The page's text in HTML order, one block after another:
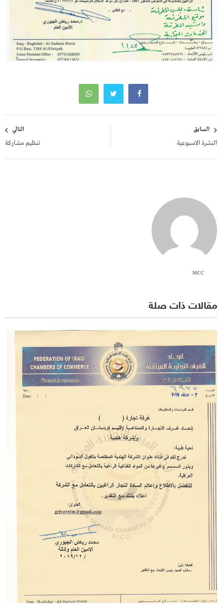
المقالات
السابق
النشرة الاسبوعية
التالي
تنظيم مشاركة
MCC
مقالات ذات صلة